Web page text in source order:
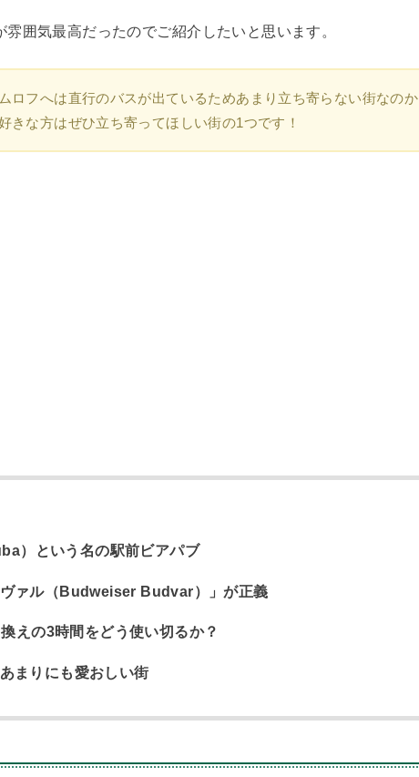
囲気最高だったのでご紹介したいと思います。
ロフへは直行のバスが出ているためあまり立ち寄らない街なのか
きな方はぜひ立ち寄ってほしい街の1つです！
）という名の駅前ビアパブ
ァル（Budweiser Budvar）」が正義
えの3時間をどう使い切るか？
まりにも愛おしい街